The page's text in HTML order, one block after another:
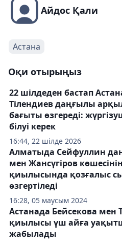
Айдос Қали
Астана
Оқи отырыңыз
16:44, 22 шілде 2026
22 шілдеден бастап
Тілендиев даңғылы
бағыты өзгереді:
білуі керек
16:28, 05 маусым 2024
Алматыда Сейфуллин
мен Жансүгіров
қиылысында қозғалыс
өзгертіледі
Астанада Бейсекова мен
қиылысы үш айға
жабылады